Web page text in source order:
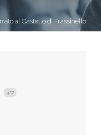
al Castello di Frassinello
327